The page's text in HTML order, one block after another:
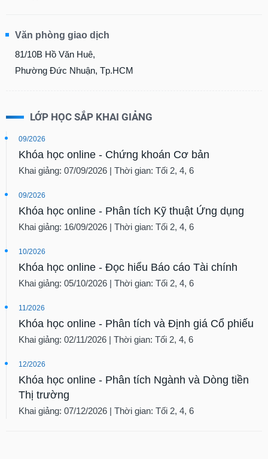
Văn phòng giao dịch
81/10B Hồ Văn Huê,
Phường Đức Nhuận, Tp.HCM
LỚP HỌC SẮP KHAI GIẢNG
09/2026
Khóa học online - Chứng khoán Cơ bản
Khai giảng: 07/09/2026 | Thời gian: Tối 2, 4, 6
09/2026
Khóa học online - Phân tích Kỹ thuật Ứng dụng
Khai giảng: 16/09/2026 | Thời gian: Tối 2, 4, 6
10/2026
Khóa học online - Đọc hiểu Báo cáo Tài chính
Khai giảng: 05/10/2026 | Thời gian: Tối 2, 4, 6
11/2026
Khóa học online - Phân tích và Định giá Cổ phiếu
Khai giảng: 02/11/2026 | Thời gian: Tối 2, 4, 6
12/2026
Khóa học online - Phân tích Ngành và Dòng tiền
Thị trường
Khai giảng: 07/12/2026 | Thời gian: Tối 2, 4, 6